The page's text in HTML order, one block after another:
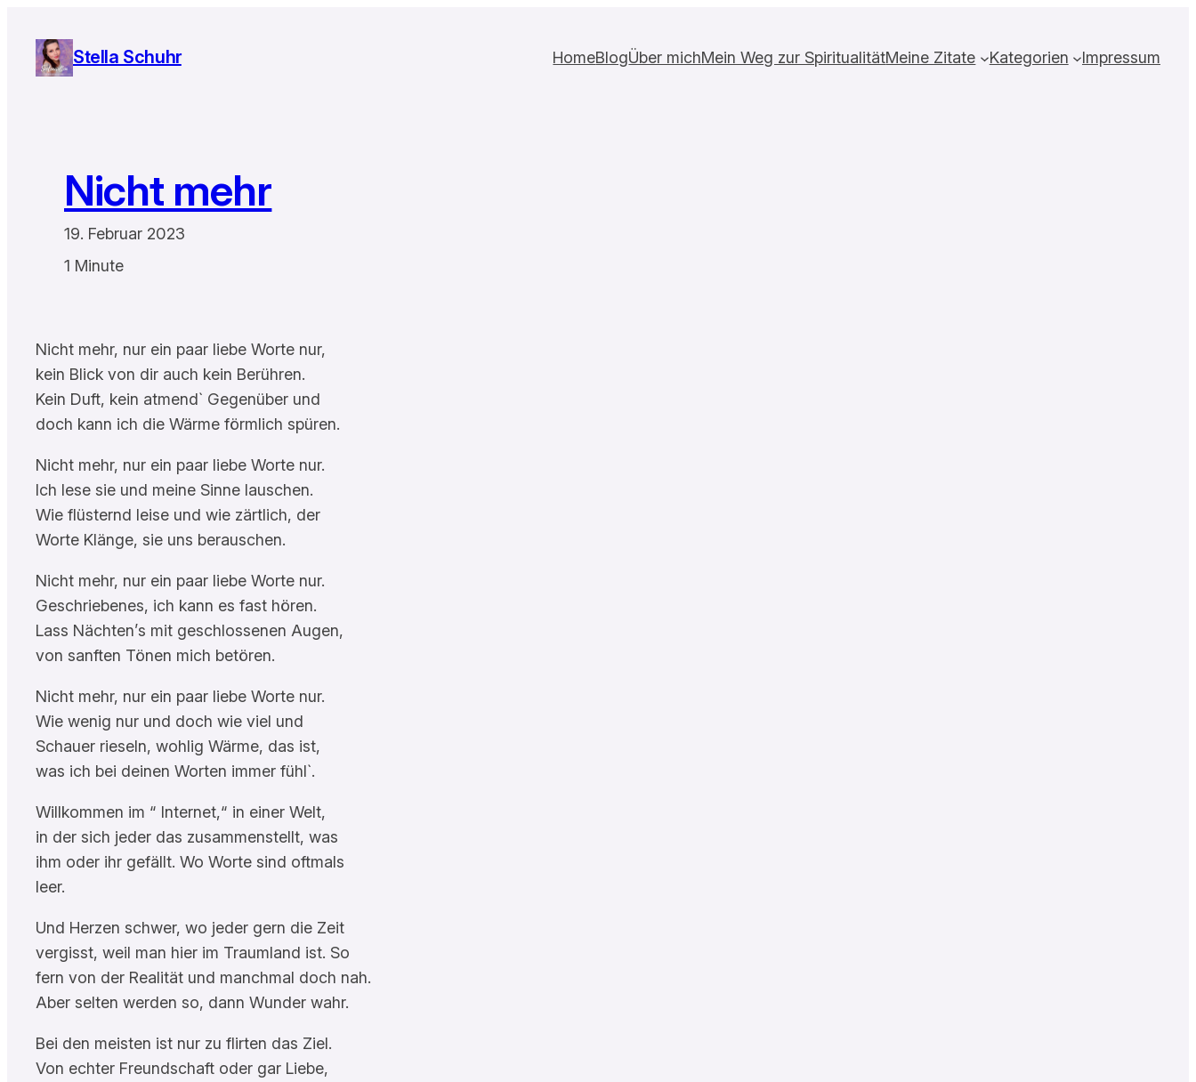
Inhalt
springen
Stella Schuhr HomeBlogÜber michMein Weg zur SpiritualitätMeine Zitate Kategorien Impressum
Nicht mehr
19. Februar 2023
1 Minute
Nicht mehr, nur ein paar liebe Worte nur,
kein Blick von dir auch kein Berühren.
Kein Duft, kein atmend` Gegenüber und
doch kann ich die Wärme förmlich spüren.
Nicht mehr, nur ein paar liebe Worte nur.
Ich lese sie und meine Sinne lauschen.
Wie flüsternd leise und wie zärtlich, der
Worte Klänge, sie uns berauschen.
Nicht mehr, nur ein paar liebe Worte nur.
Geschriebenes, ich kann es fast hören.
Lass Nächten’s mit geschlossenen Augen,
von sanften Tönen mich betören.
Nicht mehr, nur ein paar liebe Worte nur.
Wie wenig nur und doch wie viel und
Schauer rieseln, wohlig Wärme, das ist,
was ich bei deinen Worten immer fühl`.
Willkommen im “ Internet,“ in einer Welt,
in der sich jeder das zusammenstellt, was
ihm oder ihr gefällt. Wo Worte sind oftmals
leer.
Und Herzen schwer, wo jeder gern die Zeit
vergisst, weil man hier im Traumland ist. So
fern von der Realität und manchmal doch nah.
Aber selten werden so, dann Wunder wahr.
Bei den meisten ist nur zu flirten das Ziel.
Von echter Freundschaft oder gar Liebe,